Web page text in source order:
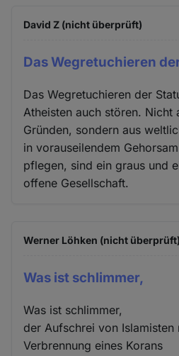
David Z (nicht überprüft)
Das Wegretuchieren
Das Wegretuchieren der
Atheisten auch stören. Nicht
Gründen, sondern aus
in vorauseilendem
pflegen, sind ein graus und
offene Gesellschaft.
Werner Löhken (nicht überprüft)
Was ist schlimmer,
Was ist schlimmer,
der Aufschrei von Islamisten
Verbrennung eines Korans